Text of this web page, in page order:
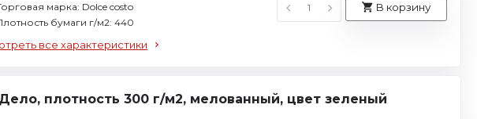
марка: Dolce costo
бумаги г/м2: 440
все характеристики
В корзину
плотность 300 г/м2, мелованный, цвет зеленый